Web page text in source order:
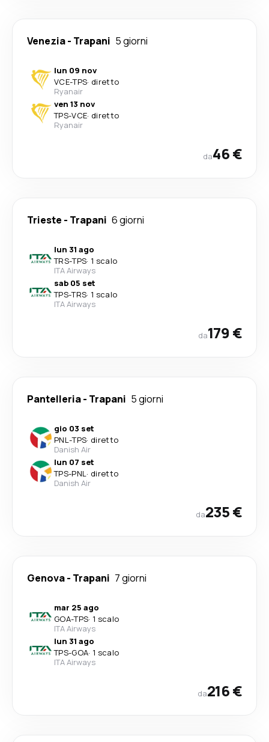
Venezia- Trapani 5 giorni
lun 09 nov
VCE-TPS· diretto
Ryanair
ven 13 nov
TPS-VCE· diretto
Ryanair
da46 €
Trieste - Trapani 6 giorni
lun 31 ago
TRS-TPS· 1 scalo
ITA Airways
sab 05 set
TPS-TRS· 1 scalo
ITA Airways
da179 €
Pantelleria- Trapani 5 giorni
gio 03 set
PNL-TPS· diretto
Danish Air
lun 07 set
TPS-PNL· diretto
Danish Air
da235 €
Genova- Trapani 7 giorni
mar 25 ago
GOA-TPS· 1 scalo
ITA Airways
lun 31 ago
TPS-GOA· 1 scalo
ITA Airways
da216 €